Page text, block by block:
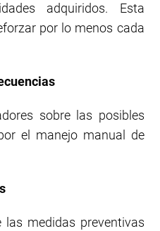
adquiridos. Esta
por lo menos cada
sobre las posibles
el manejo manual de
las medidas preventivas